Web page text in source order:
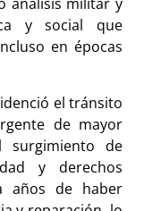
y social que
en épocas
el tránsito
de mayor
surgimiento de
y derechos
años de haber